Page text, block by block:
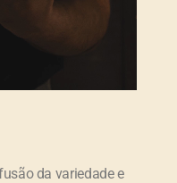
da variedade e